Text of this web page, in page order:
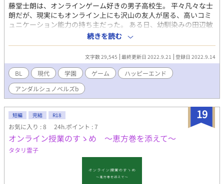
藤堂士朗は、オンラインゲーム好きの男子高校生。 平々凡々な士
朗だが、現実にもオンライン上にも沢山の友人が居る、高いコミ
ュニケーション能力の持ち主だった。 ある日、幼馴染みの田辺敏
之と教室で会話していた時、他人を寄せ付けない雰囲気を持つ優
等生である酒井雪哉の落とし物を拾った。 その落とし物が自身の
ハマっているオンラインゲームのレアアイテムだと知った士朗
は、そのコミュ力の高さを発揮し雪哉に対して会話をしようと試
みるが、なかなか上手く行かない。 放課後、諦めきれずに雪哉を
追いかけた士朗だったが、拾ったアイテムを押し付けられて逃げ
られてしまう。 そのアイテムに描かれていたアバターが、雪哉の
オンラインゲーム内で使っている女の子のアバター『ありす』と
一番仲が良く、いつも相棒として行動している『スノー』のもの
で────。 接点のなかった二人の距離は、急速に縮まってい
く。 最後までお付き合い下さると嬉しいです。 お気に入り・感想
等頂けましたら、励みになります。 よろしくお願い致します。
続きを読む
文字数 29,545 最終更新日 2022.9.21 登録日 2022.9.14
BL 現代 学園 ゲーム
ハッピーエンド
アンダルシュノベルズb
19
短編 完結 R18
お気に入り : 8 24h.ポイント : 7
オンライン授業のすゝめ 〜恵方巻を添えて〜
タタリ霊子